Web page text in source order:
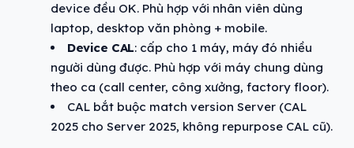
device đều OK. Phù hợp với nhân viên dùng
laptop, desktop văn phòng + mobile.
Device CAL: cấp cho 1 máy, máy đó nhiều
người dùng được. Phù hợp với máy chung dùng
theo ca (call center, công xưởng, factory floor).
CAL bắt buộc match version Server (CAL
2025 cho Server 2025, không repurpose CAL cũ).